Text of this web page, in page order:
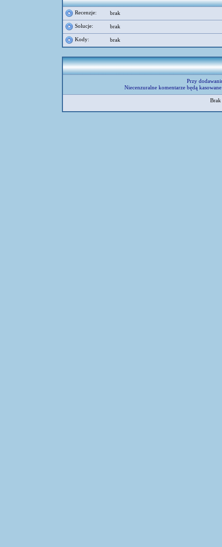
Recenzje: brak
Solucje: brak
Kody: brak
Przy
Niecenzuralne komentarze będą